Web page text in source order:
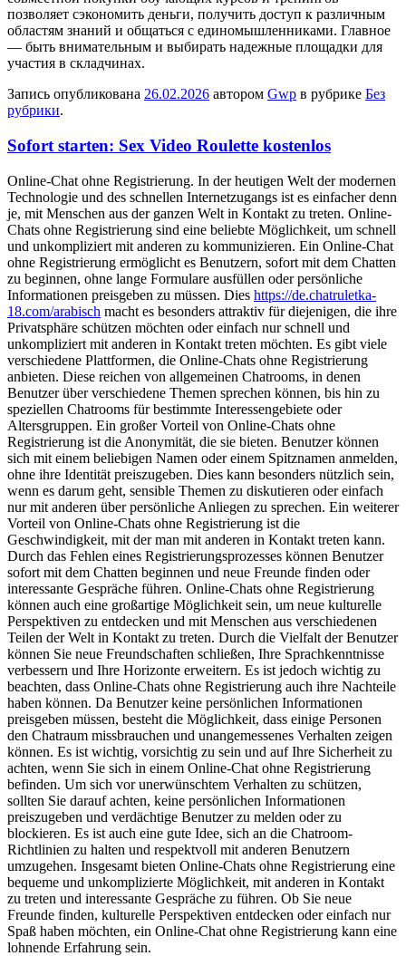
позволяет сэкономить деньги, получить доступ к различным
областям знаний и общаться с единомышленниками. Главное
— быть внимательным и выбирать надежные площадки для
участия в складчинах.
Запись опубликована 26.02.2026 автором Gwp в рубрике Без
рубрики.
Sofort starten: Sex Video Roulette kostenlos
Online-Chat ohne Registrierung. In der heutigen Welt der modernen
Technologie und des schnellen Internetzugangs ist es einfacher denn
je, mit Menschen aus der ganzen Welt in Kontakt zu treten. Online-
Chats ohne Registrierung sind eine beliebte Möglichkeit, um schnell
und unkompliziert mit anderen zu kommunizieren. Ein Online-Chat
ohne Registrierung ermöglicht es Benutzern, sofort mit dem Chatten
zu beginnen, ohne lange Formulare ausfüllen oder persönliche
Informationen preisgeben zu müssen. Dies https://de.chatruletka-
18.com/arabisch macht es besonders attraktiv für diejenigen, die ihre
Privatsphäre schützen möchten oder einfach nur schnell und
unkompliziert mit anderen in Kontakt treten möchten. Es gibt viele
verschiedene Plattformen, die Online-Chats ohne Registrierung
anbieten. Diese reichen von allgemeinen Chatrooms, in denen
Benutzer über verschiedene Themen sprechen können, bis hin zu
speziellen Chatrooms für bestimmte Interessengebiete oder
Altersgruppen. Ein großer Vorteil von Online-Chats ohne
Registrierung ist die Anonymität, die sie bieten. Benutzer können
sich mit einem beliebigen Namen oder einem Spitznamen anmelden,
ohne ihre Identität preiszugeben. Dies kann besonders nützlich sein,
wenn es darum geht, sensible Themen zu diskutieren oder einfach
nur mit anderen über persönliche Anliegen zu sprechen. Ein weiterer
Vorteil von Online-Chats ohne Registrierung ist die
Geschwindigkeit, mit der man mit anderen in Kontakt treten kann.
Durch das Fehlen eines Registrierungsprozesses können Benutzer
sofort mit dem Chatten beginnen und neue Freunde finden oder
interessante Gespräche führen. Online-Chats ohne Registrierung
können auch eine großartige Möglichkeit sein, um neue kulturelle
Perspektiven zu entdecken und mit Menschen aus verschiedenen
Teilen der Welt in Kontakt zu treten. Durch die Vielfalt der Benutzer
können Sie neue Freundschaften schließen, Ihre Sprachkenntnisse
verbessern und Ihre Horizonte erweitern. Es ist jedoch wichtig zu
beachten, dass Online-Chats ohne Registrierung auch ihre Nachteile
haben können. Da Benutzer keine persönlichen Informationen
preisgeben müssen, besteht die Möglichkeit, dass einige Personen
den Chatraum missbrauchen und unangemessenes Verhalten zeigen
können. Es ist wichtig, vorsichtig zu sein und auf Ihre Sicherheit zu
achten, wenn Sie sich in einem Online-Chat ohne Registrierung
befinden. Um sich vor unerwünschtem Verhalten zu schützen,
sollten Sie darauf achten, keine persönlichen Informationen
preiszugeben und verdächtige Benutzer zu melden oder zu
blockieren. Es ist auch eine gute Idee, sich an die Chatroom-
Richtlinien zu halten und respektvoll mit anderen Benutzern
umzugehen. Insgesamt bieten Online-Chats ohne Registrierung eine
bequeme und unkomplizierte Möglichkeit, mit anderen in Kontakt
zu treten und interessante Gespräche zu führen. Ob Sie neue
Freunde finden, kulturelle Perspektiven entdecken oder einfach nur
Spaß haben möchten, ein Online-Chat ohne Registrierung kann eine
lohnende Erfahrung sein.